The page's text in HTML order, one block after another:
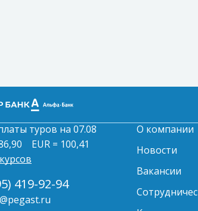
туров на 07.08
EUR = 100,41
419-92-94
О компании
Новости
Вакансии